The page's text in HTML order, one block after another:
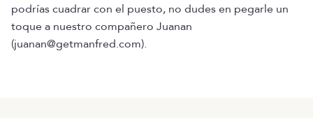
podrías cuadrar con el puesto, no dudes en pegarle un
toque a nuestro compañero Juanan
(juanan@getmanfred.com).